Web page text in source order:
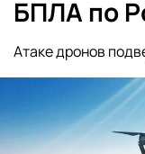
БПЛА по
Атаке дронов